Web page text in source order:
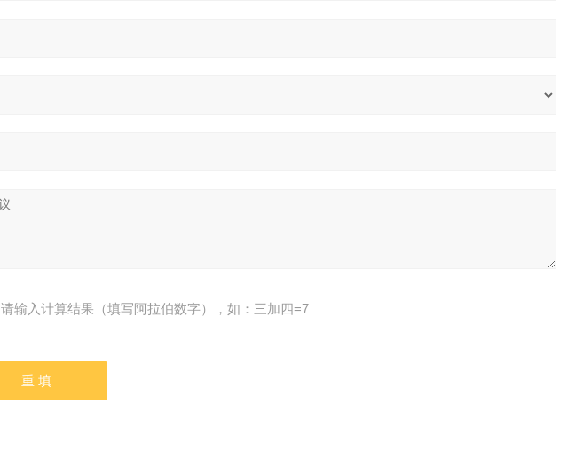
请输入计算结果（填写阿拉伯数字），如：三加四=7